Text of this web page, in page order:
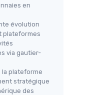
en
évolution
plateformes
via gautier-
la plateforme
stratégique
des